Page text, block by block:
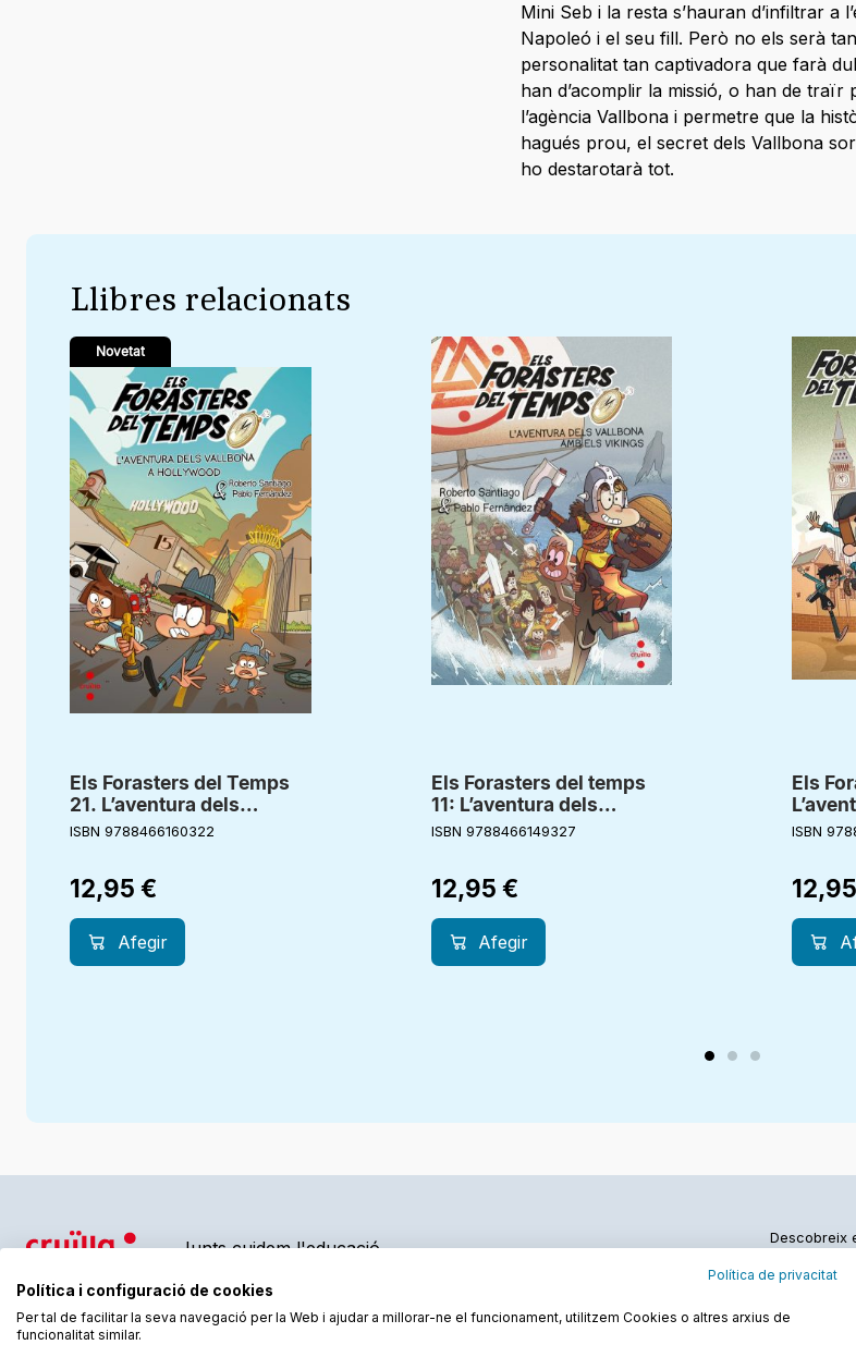
Mini Seb i la resta s’hauran d’infiltrar a
Napoleó i el seu fill. Però no els serà
personalitat tan captivadora que farà
han d’acomplir la missió, o han de traïr
l’agència Vallbona i permetre que la
hagués prou, el secret dels Vallbona
ho destarotarà tot.
Llibres relacionats
Novetat
Els Forasters del Temps
21. L’aventura dels
Vallbona a Hollywood
ISBN 9788466160322
12,95 €
Afegir
Els Forasters del temps
11: L’aventura dels
Vallbona amb els vikings
ISBN 9788466149327
12,95 €
Afegir
Els
els
ISBN
12,95
Junts cuidem l'educació Descobreix
Política de privacitat
Política i configuració de cookies
Per tal de facilitar la seva navegació per la Web i ajudar a millorar-ne el funcionament, utilitzem Cookies o altres arxius de
funcionalitat similar.